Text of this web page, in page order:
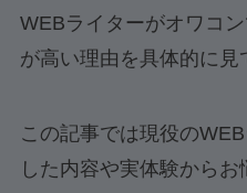
WEBライターがオワコ
が高い理由を具体的に見
この記事では現役の
した内容や実体験からお